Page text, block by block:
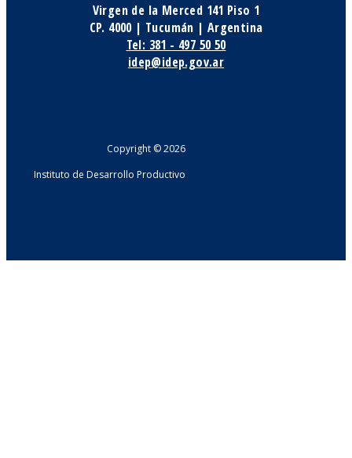
Virgen de la Merced 141 Piso 1
CP. 4000 | Tucumán | Argentina
Tel: 381 - 497 50 50
idep@idep.gov.ar
Copyright © 2026
Instituto de Desarrollo Productivo